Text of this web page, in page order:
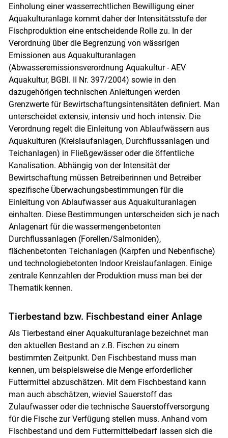
Einholung einer wasserrechtlichen Bewilligung einer
Aquakulturanlage kommt daher der Intensitätsstufe der
Fischproduktion eine entscheidende Rolle zu. In der
Verordnung über die Begrenzung von wässrigen
Emissionen aus Aquakulturanlagen
(Abwasseremissionsverordnung Aquakultur - AEV
Aquakultur, BGBl. II Nr. 397/2004) sowie in den
dazugehörigen technischen Anleitungen werden
Grenzwerte für Bewirtschaftungsintensitäten definiert. Man
unterscheidet extensiv, intensiv und hoch intensiv. Die
Verordnung regelt die Einleitung von Ablaufwässern aus
Aquakulturen (Kreislaufanlagen, Durchflussanlagen und
Teichanlagen) in Fließgewässer oder die öffentliche
Kanalisation. Abhängig von der Intensität der
Bewirtschaftung müssen Betreiberinnen und Betreiber
spezifische Überwachungsbestimmungen für die
Einleitung von Ablaufwasser aus Aquakulturanlagen
einhalten. Diese Bestimmungen unterscheiden sich je nach
Anlagenart für die wassermengenbetonten
Durchflussanlagen (Forellen/Salmoniden),
flächenbetonten Teichanlagen (Karpfen und Nebenfische)
und technologiebetonten Indoor Kreislaufanlagen. Einige
zentrale Kennzahlen der Produktion muss man bei der
Thematik kennen.
Tierbestand bzw. Fischbestand einer Anlage
Als Tierbestand einer Aquakulturanlage bezeichnet man
den aktuellen Bestand an z.B. Fischen zu einem
bestimmten Zeitpunkt. Den Fischbestand muss man
kennen, um beispielsweise die Menge erforderlicher
Futtermittel abzuschätzen. Mit dem Fischbestand kann
man auch abschätzen, wieviel Sauerstoff das
Zulaufwasser oder die technische Sauerstoffversorgung
für die Fische zur Verfügung stellen muss. Anhand vom
Fischbestand und dem Futtermittelbedarf lassen sich die